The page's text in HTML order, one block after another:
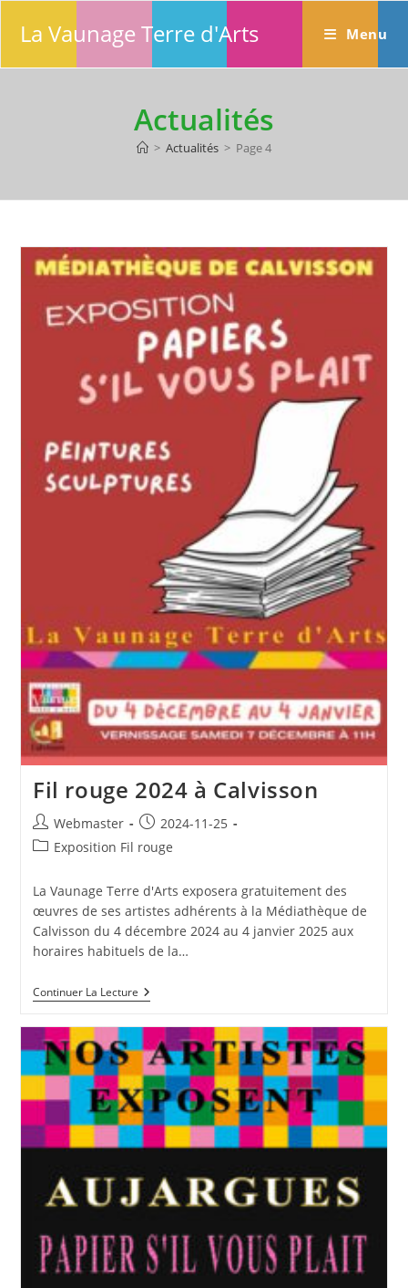
La Vaunage Terre d'Arts Menu
Actualités
> Actualités > Page 4
Fil rouge 2024 à Calvisson
Auteur/autrice
de
Webmaster
Publication
publiée :
2024-11-25
PostExposition Fil rouge
La Vaunage Terre d'Arts exposera gratuitement des
œuvres de ses artistes adhérents à la Médiathèque de
Calvisson du 4 décembre 2024 au 4 janvier 2025 aux
horaires habituels de la…
Continuer La LectureFil
Rouge
Calvisson